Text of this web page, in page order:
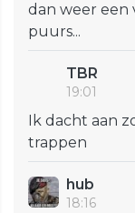
dan weer een
puurs...
TBR
19:01
Ik dacht aan
trappen
hub
18:16